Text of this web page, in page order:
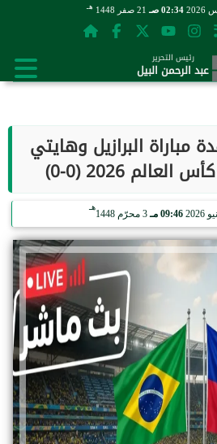
02:34 صـ 21 صفر 1448 هـ
رئيس التحرير
عبد الرحمن البيل
مباراة البرازيل وهايتي
2026 (0-0)
09:46 مـ 3 محرّم 1448
هـ